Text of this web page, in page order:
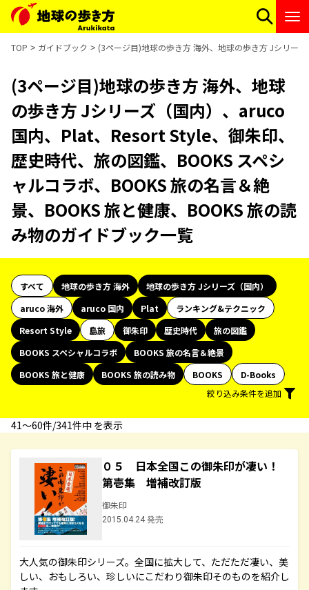
TOP ガイドブック (3ページ目)地球の歩き方 海外、地球の歩き方 Jシリー
(3ページ目)地球の歩き方 海外、地球
の歩き方 Jシリーズ（国内）、aruco
国内、Plat、Resort Style、御朱印、
歴史時代、旅の図鑑、BOOKS スペシ
ャルコラボ、BOOKS 旅の名言＆絶
景、BOOKS 旅と健康、BOOKS 旅の読
み物のガイドブック一覧
すべて 地球の歩き方 海外
地球の歩き方 Jシリーズ（国内）
aruco 海外
aruco 国内 Plat
ランキング&テクニック
Resort Style
島旅 御朱印 歴史時代
旅の図鑑
BOOKS スペシャルコラボ
BOOKS 旅の名言＆絶景
BOOKS 旅と健康
BOOKS 旅の読み物 BOOKS
D-Books
絞り込み条件を追加
41〜60件/341件中 を表示
０５ 日本全国この御朱印が凄い！
第壱集 増補改訂版
御朱印
2015.04.24 発売
大人気の御朱印シリーズ。全国に拡大して、ただただ凄い、美
しい、おもしろい、珍しいにこだわり御朱印そのものを紹介し